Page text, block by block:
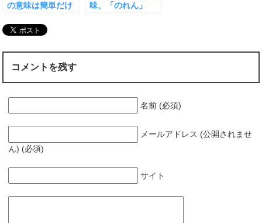
の意味は簡単だけ
味、「のれん」
コメントを残す
名前 (必須)
メールアドレス (公開されませ
ん) (必須)
サイト